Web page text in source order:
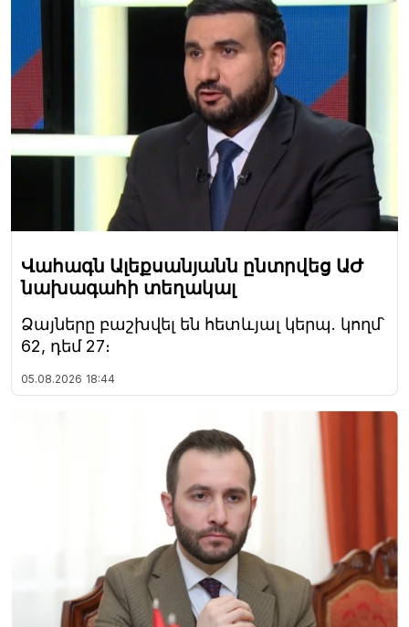
Վահագն Ալեքսանյանն ընտրվեց ԱԺ
նախագահի տեղակալ
Ձայները բաշխվել են հետևյալ կերպ. կողմ՝
62, դեմ 27։
05.08.2026 18:44